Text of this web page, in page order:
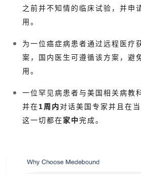
之前并不知情的临床试验，并申
用。
为一位癌症病患者通过远程医疗
案，国内医生可遵循该方案，避
用。
一位罕见病患者与美国相关病教
并在1周内对话美国专家并且在
这一切都在家中完成。